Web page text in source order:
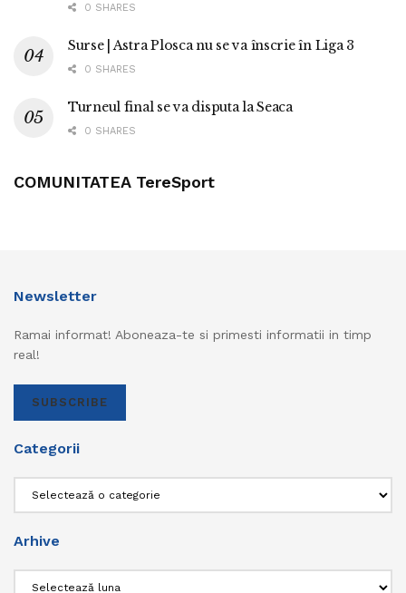
0 SHARES
Surse | Astra Plosca nu se va înscrie în Liga 3
0 SHARES
Turneul final se va disputa la Seaca
0 SHARES
COMUNITATEA TereSport
Newsletter
Ramai informat! Aboneaza-te si primesti informatii in timp
real!
SUBSCRIBE
Categorii
Arhive